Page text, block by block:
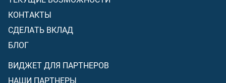
КОНТАКТЫ
СДЕЛАТЬ ВКЛАД
БЛОГ
ВИДЖЕТ ДЛЯ ПАРТНЕРОВ
НАШИ ПАРТНЕРЫ